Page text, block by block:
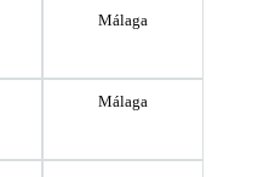
Málaga
Málaga